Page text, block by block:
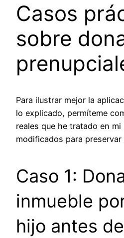
Casos
sobre
Para ilustrar mejor la
lo explicado, permíteme
reales que he tratado en
modificados para
Caso 1:
inmueble
hijo antes